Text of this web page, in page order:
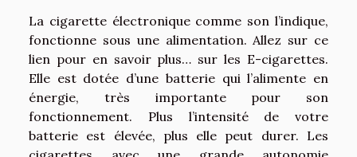
La cigarette électronique comme son l’indique,
fonctionne sous une alimentation. Allez sur ce
lien pour en savoir plus… sur les E-cigarettes.
Elle est dotée d’une batterie qui l’alimente en
énergie, très importante pour son
fonctionnement. Plus l’intensité de votre
batterie est élevée, plus elle peut durer. Les